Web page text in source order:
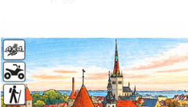
Ajouter
à la liste
de
souhaits